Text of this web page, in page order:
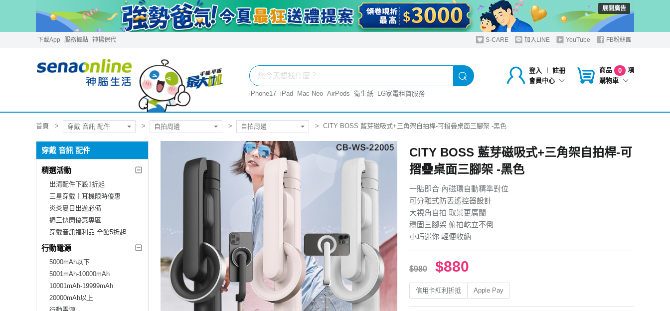
展開廣告
下載App 服務據點 神揚保代 S-CARE 加入LINE YouTube FB粉絲團
登入 ︱
註冊
會員中心
商品 0
項
購物車
iPhone17 iPad Mac Neo AirPods 衛生紙 LG家電租賃服務
首頁 穿戴 音訊 配件 自拍周邊 自拍周邊 CITY BOSS 藍芽磁吸式+三角架自拍桿-可摺疊桌面三腳架 -黑色
穿戴 音訊 配件
精選活動
出清配件下殺1折起
三星穿戴｜耳機限時優惠
炎炎夏日出遊必備
週三快閃優惠專區
穿戴音訊福利品 全館5折起
行動電源
5000mAh以下
5001mAh-10000mAh
10001mAh-19999mAh
20000mAh以上
CITY BOSS 藍芽磁吸式+三角架自拍桿-可
摺疊桌面三腳架 -黑色
一貼即合 內磁環自動精準對位
可分離式防丟遙控器設計
大視角自拍 取景更廣闊
穩固三腳架 俯拍屹立不倒
小巧迷你 輕便收納
$980 $880
信用卡紅利折抵 Apple Pay